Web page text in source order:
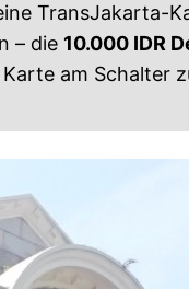
TransJakarta-
– die 10.000 IDR
am Schalter